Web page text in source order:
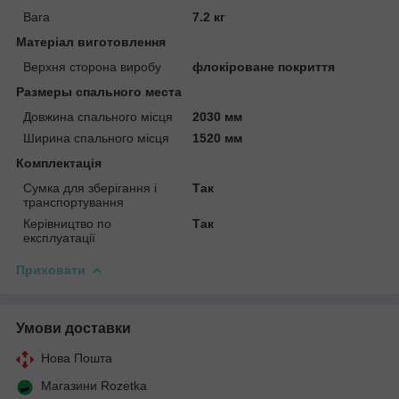
Вага
7.2 кг
Матеріал виготовлення
Верхня сторона виробу
флокіроване покриття
Размеры спального места
Довжина спального місця
2030 мм
Ширина спального місця
1520 мм
Комплектація
Сумка для зберігання і
транспортування
Так
Керівництво по
експлуатації
Так
Приховати
Умови доставки
Нова Пошта
Магазини Rozetka